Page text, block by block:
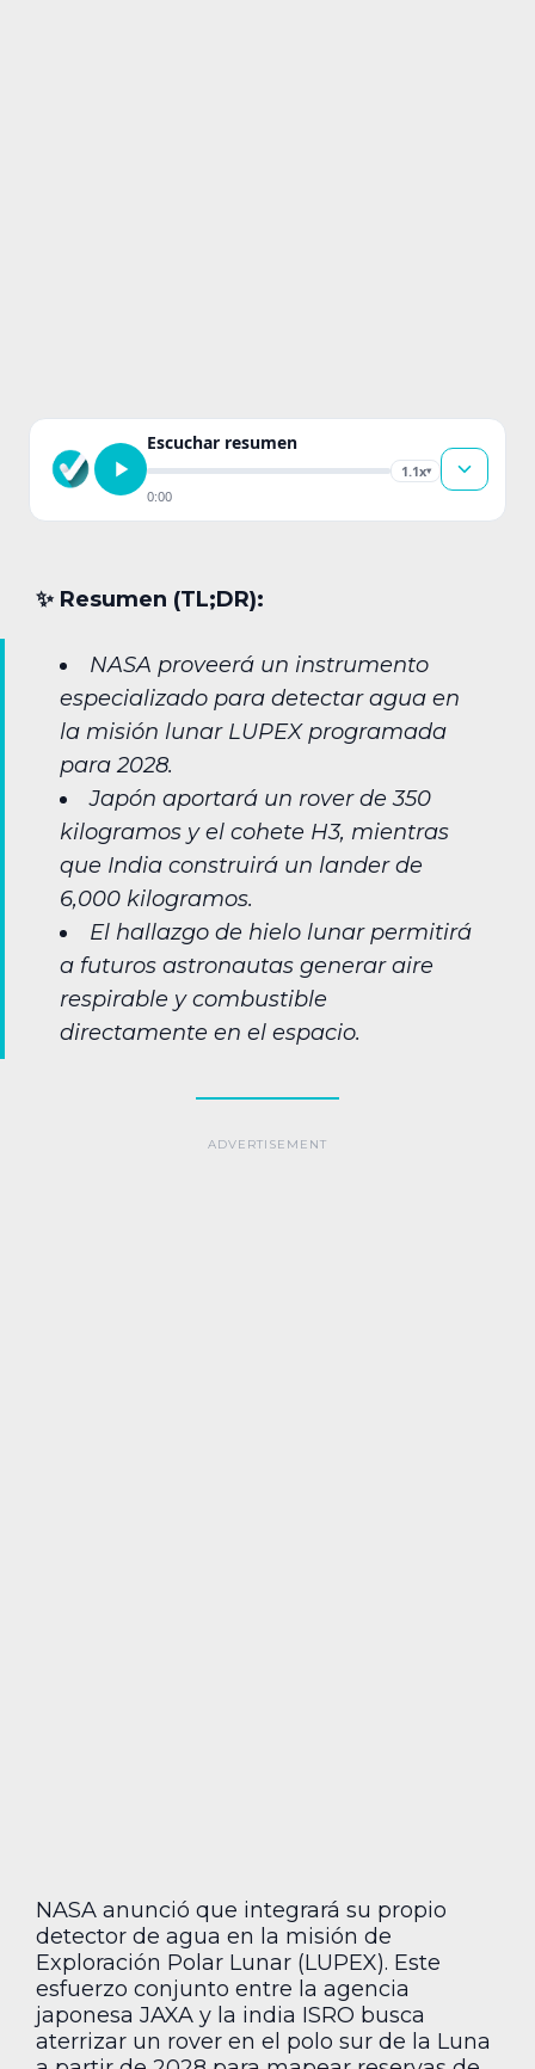
Escuchar resumen
1.1x▾
0:00
✨︎ Resumen (TL;DR):
NASA proveerá un instrumento
especializado para detectar agua en
la misión lunar LUPEX programada
para 2028.
Japón aportará un rover de 350
kilogramos y el cohete H3, mientras
que India construirá un lander de
6,000 kilogramos.
El hallazgo de hielo lunar permitirá
a futuros astronautas generar aire
respirable y combustible
directamente en el espacio.
NASA anunció que integrará su propio
detector de agua en la misión de
Exploración Polar Lunar (LUPEX). Este
esfuerzo conjunto entre la agencia
japonesa JAXA y la india ISRO busca
aterrizar un rover en el polo sur de la Luna